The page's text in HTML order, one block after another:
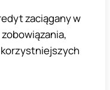
zaciągany w